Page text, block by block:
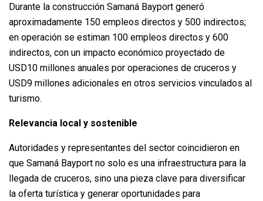
Durante la construcción Samaná Bayport generó
aproximadamente 150 empleos directos y 500 indirectos;
en operación se estiman 100 empleos directos y 600
indirectos, con un impacto económico proyectado de
USD10 millones anuales por operaciones de cruceros y
USD9 millones adicionales en otros servicios vinculados al
turismo.
Relevancia local y sostenible
Autoridades y representantes del sector coincidieron en
que Samaná Bayport no solo es una infraestructura para la
llegada de cruceros, sino una pieza clave para diversificar
la oferta turística y generar oportunidades para